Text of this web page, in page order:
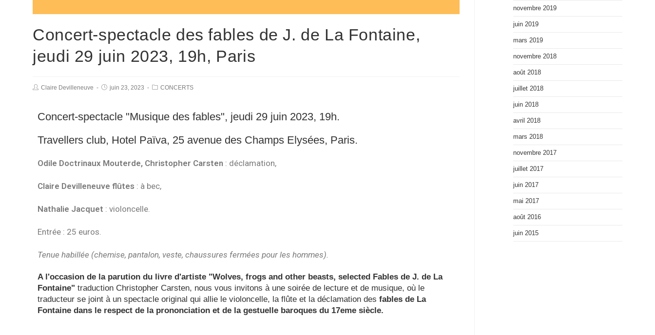
Concert-spectacle des fables de J. de La Fontaine,
jeudi 29 juin 2023, 19h, Paris
Claire Devilleneuve juin 23, 2023 CONCERTS
Concert-spectacle "Musique des fables", jeudi 29 juin 2023, 19h.
Travellers club, Hotel Païva, 25 avenue des Champs Elysées, Paris.
Odile Doctrinaux Mouterde, Christopher Carsten : déclamation,
Claire Devilleneuve flûtes : à bec,
Nathalie Jacquet : violoncelle.
Entrée : 25 euros.
Tenue habillée (chemise, pantalon, veste, chaussures fermées pour les hommes).
A l'occasion de la parution du livre d'artiste "Wolves, frogs and other beasts, selected Fables de J. de La
Fontaine" traduction Christopher Carsten, nous vous invitons à une soirée de lecture et de musique, où le
traducteur se joint à un spectacle original qui allie le violoncelle, la flûte et la déclamation desfables de La
Fontaine dans le respect de la prononciation et de la gestuelle baroques du 17eme siècle.
novembre 2019
juin 2019
mars 2019
novembre 2018
août 2018
juillet 2018
juin 2018
avril 2018
mars 2018
novembre 2017
juillet 2017
juin 2017
mai 2017
août 2016
juin 2015